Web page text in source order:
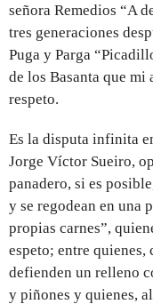
señora Remedios “A
tres generaciones
Puga y Parga
de los Basanta que mi
respeto.
Es la disputa infinita
Jorge Víctor Sueiro,
panadero, si es
y se regodean en una
propias carnes”,
espeto; entre quienes,
defienden un relleno
y piñones y quienes,